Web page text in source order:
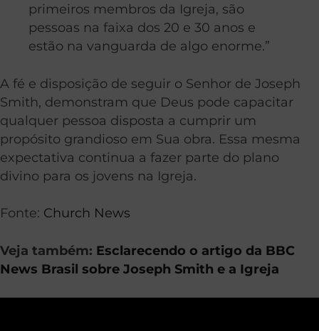
primeiros membros da Igreja, são
pessoas na faixa dos 20 e 30 anos e
estão na vanguarda de algo enorme.”
A fé e disposição de seguir o Senhor de Joseph
Smith, demonstram que Deus pode capacitar
qualquer pessoa disposta a cumprir um
propósito grandioso em Sua obra. Essa mesma
expectativa continua a fazer parte do plano
divino para os jovens na Igreja.
Fonte: Church News
Veja também: Esclarecendo o artigo da BBC
News Brasil sobre Joseph Smith e a Igreja